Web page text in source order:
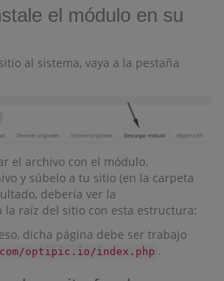
el módulo en su
al sistema, vaya a la pestaña
el archivo con el módulo.
y súbelo a tu sitio (en la carpeta
debería ver la
la raíz del sitio con esta estructura:
dicha página debe ser trabajo
optipic.io/index.php .